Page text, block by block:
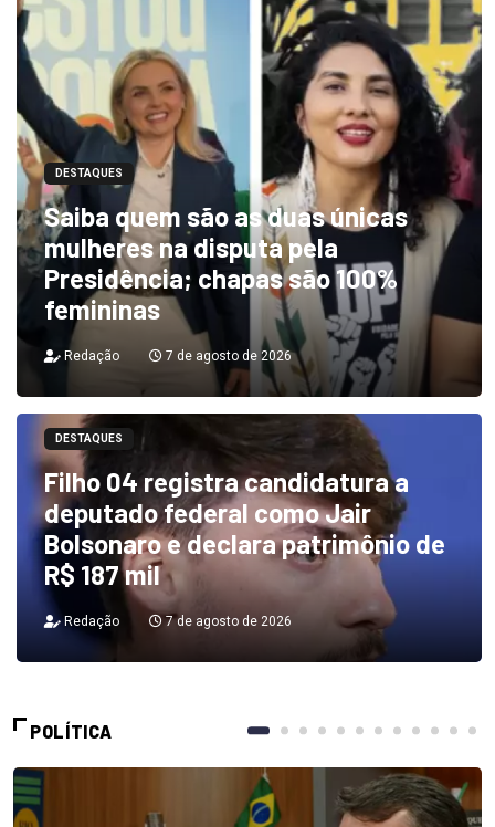
DESTAQUES
Saiba quem são as duas únicas
mulheres na disputa pela
Presidência; chapas são 100%
femininas
Redação 7 de agosto de 2026
DESTAQUES
Filho 04 registra candidatura a
deputado federal como Jair
Bolsonaro e declara patrimônio de
R$ 187 mil
Redação 7 de agosto de 2026
POLÍTICA